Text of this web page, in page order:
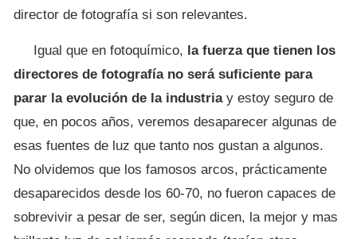
director de fotografía si son relevantes.
Igual que en fotoquímico, la fuerza que tienen los
directores de fotografía no será suficiente para
parar la evolución de la industriay estoy seguro de
que, en pocos años, veremos desaparecer algunas de
esas fuentes de luz que tanto nos gustan a algunos.
No olvidemos que los famosos arcos, prácticamente
desaparecidos desde los 60-70, no fueron capaces de
sobrevivir a pesar de ser, según dicen, la mejor y mas